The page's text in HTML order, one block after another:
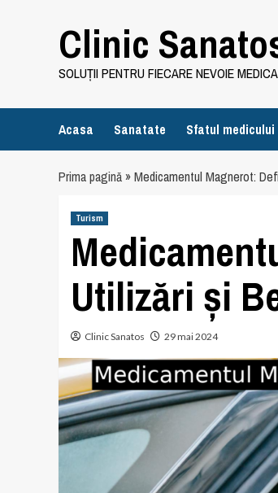
Clinic
SOLUȚII PENTRU FIECARE NEVOIE
Acasa Sanatate Sfatul medicului
Prima pagină»Medicamentul Magnerot:
Turism
Utilizări și
Clinic Sanatos 29 mai 2024